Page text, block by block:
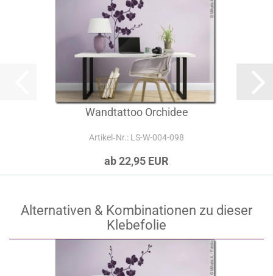
Wandtattoo Orchidee
Artikel‑Nr.: LS-W-004-098
ab 22,95 EUR
Alternativen & Kombinationen zu dieser
Klebefolie